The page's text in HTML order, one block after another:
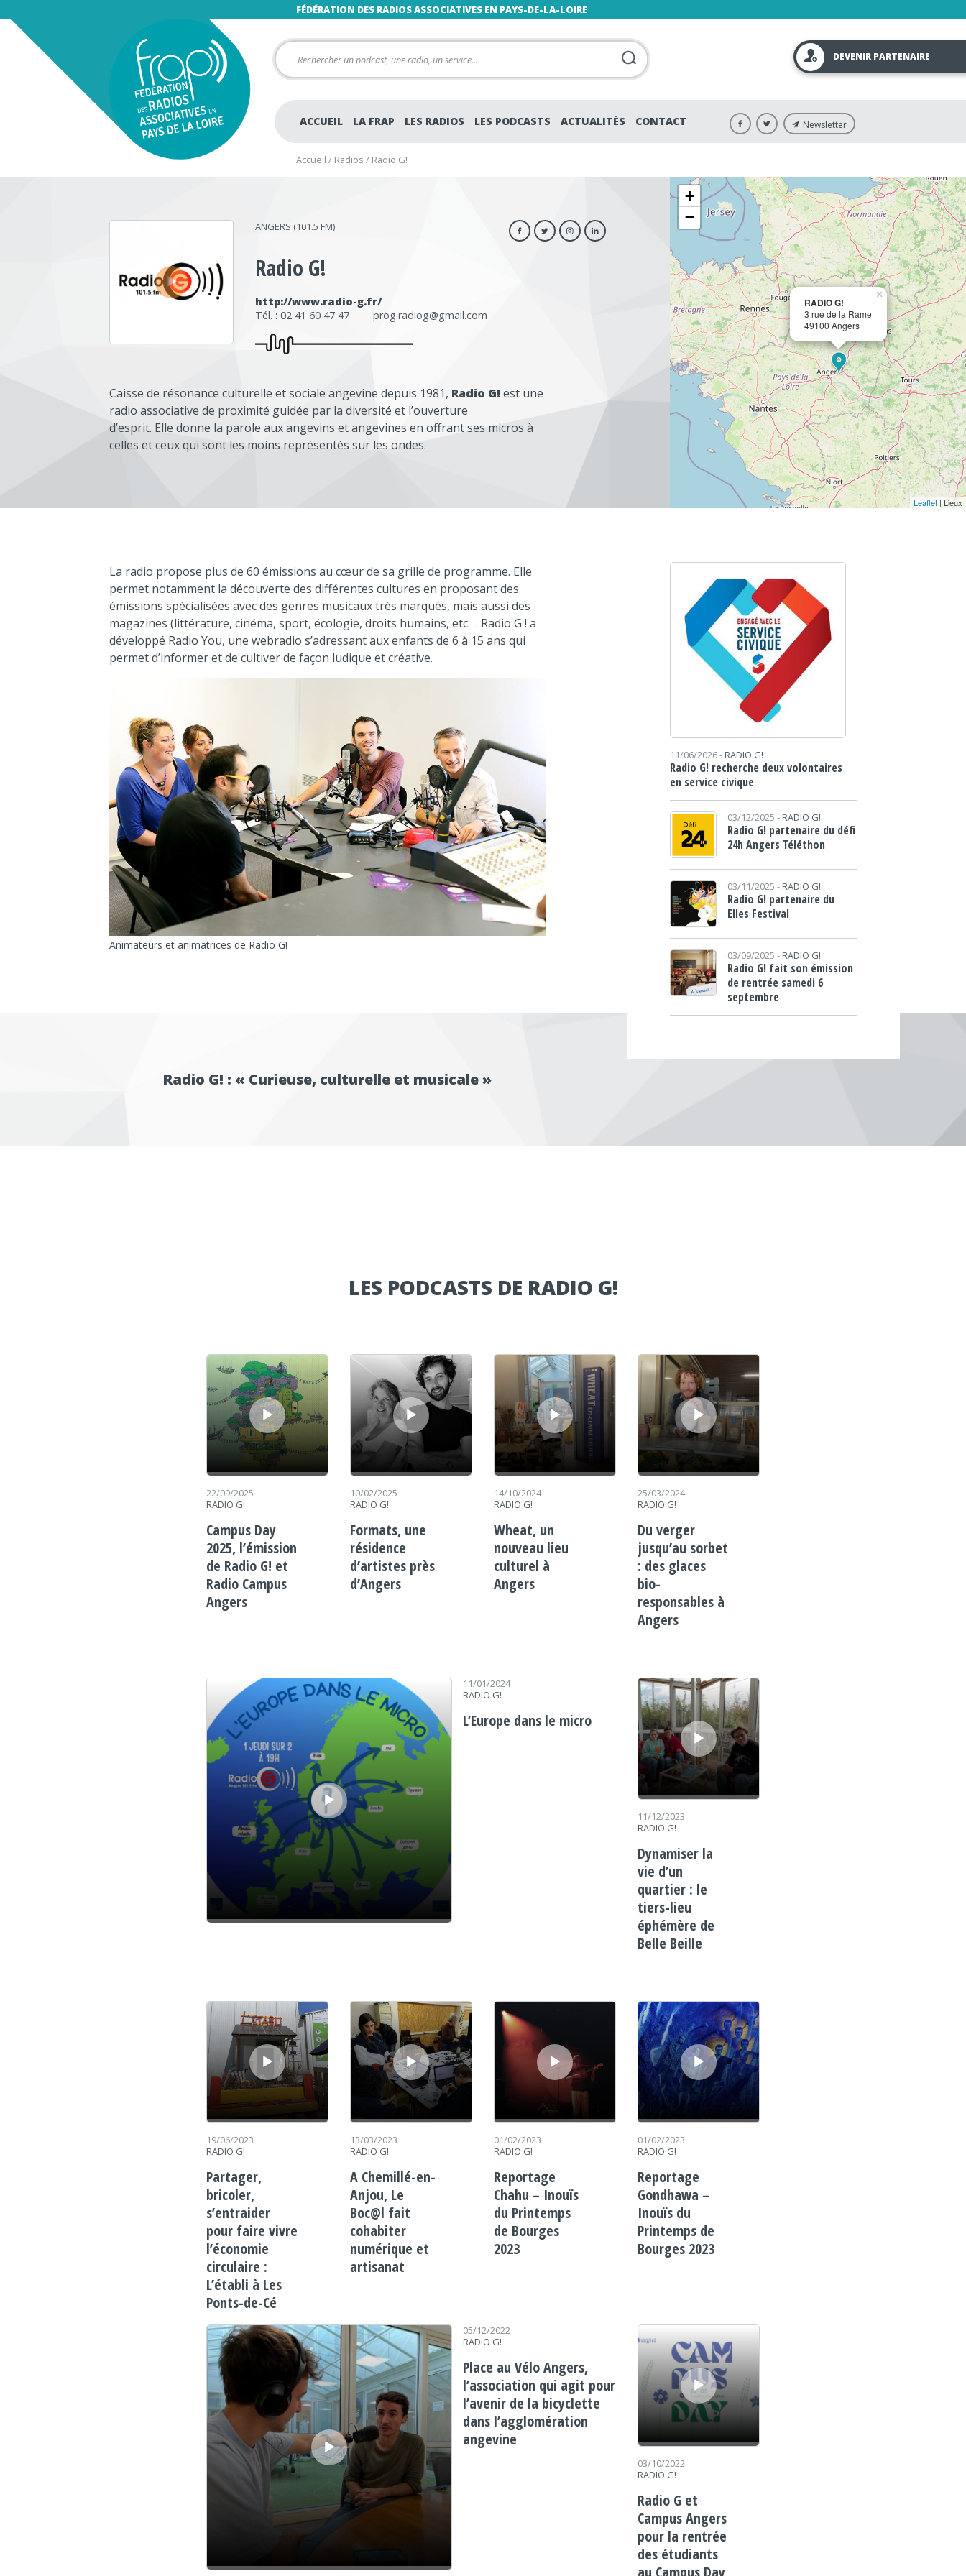
FÉDÉRATION DES RADIOS ASSOCIATIVES EN PAYS-DE-LA-LOIRE
DEVENIR PARTENAIRE
ACCUEIL LA FRAP LES RADIOS LES PODCASTS ACTUALITÉS CONTACT Newsletter
Accueil / Radios / Radio G!
‣
ANGERS (101.5 FM)
Radio G!
http://www.radio-g.fr/
Tél. : 02 41 60 47 47
prog.radiog@gmail.com
Caisse de résonance culturelle et sociale angevine depuis 1981, Radio G! est une
radio associative de proximité guidée par la diversité et l’ouverture
d’esprit. Elle donne la parole aux angevins et angevines en offrant ses micros à
celles et ceux qui sont les moins représentés sur les ondes.
RADIO G!
3 rue de la Rame
49100 Angers
×
+
−
Leaflet | Lieux
La radio propose plus de 60 émissions au cœur de sa grille de programme. Elle
permet notamment la découverte des différentes cultures en proposant des
émissions spécialisées avec des genres musicaux très marqués, mais aussi des
magazines (littérature, cinéma, sport, écologie, droits humains, etc. . Radio G ! a
développé Radio You, une webradio s’adressant aux enfants de 6 à 15 ans qui
permet d’informer et de cultiver de façon ludique et créative.
Animateurs et animatrices de Radio G!
Radio G! : « Curieuse, culturelle et musicale »
11/06/2026 - RADIO G!
Radio G! recherche deux volontaires
en service civique
03/12/2025 - RADIO G!
Radio G! partenaire du défi
24h Angers Téléthon
03/11/2025 - RADIO G!
Radio G! partenaire du
Elles Festival
03/09/2025 - RADIO G!
Radio G! fait son émission
de rentrée samedi 6
septembre
LES PODCASTS DE RADIO G!
Lecteur audio
22/09/2025
RADIO G!
Campus Day
2025, l’émission
de Radio G! et
Radio Campus
Angers
Lecteur audio
10/02/2025
RADIO G!
Formats, une
résidence
d’artistes près
d’Angers
Lecteur audio
14/10/2024
RADIO G!
Wheat, un
nouveau lieu
culturel à
Angers
Lecteur audio
25/03/2024
RADIO G!
Du verger
jusqu’au sorbet
: des glaces
bio-
responsables à
Angers
Lecteur audio
11/01/2024
RADIO G!
L’Europe dans le micro
Lecteur audio
11/12/2023
RADIO G!
Dynamiser la
vie d’un
quartier : le
tiers-lieu
éphémère de
Belle Beille
Lecteur audio
19/06/2023
RADIO G!
Partager,
bricoler,
s’entraider
pour faire vivre
l’économie
circulaire :
L’établi à Les
Ponts-de-Cé
Lecteur audio
13/03/2023
RADIO G!
A Chemillé-en-
Anjou, Le
Boc@l fait
cohabiter
numérique et
artisanat
Lecteur audio
01/02/2023
RADIO G!
Reportage
Chahu – Inouïs
du Printemps
de Bourges
2023
Lecteur audio
01/02/2023
RADIO G!
Reportage
Gondhawa –
Inouïs du
Printemps de
Bourges 2023
Lecteur audio
05/12/2022
RADIO G!
Place au Vélo Angers,
l’association qui agit pour
l’avenir de la bicyclette
dans l’agglomération
angevine
Lecteur audio
03/10/2022
RADIO G!
Radio G et
Campus Angers
pour la rentrée
des étudiants
au Campus Day